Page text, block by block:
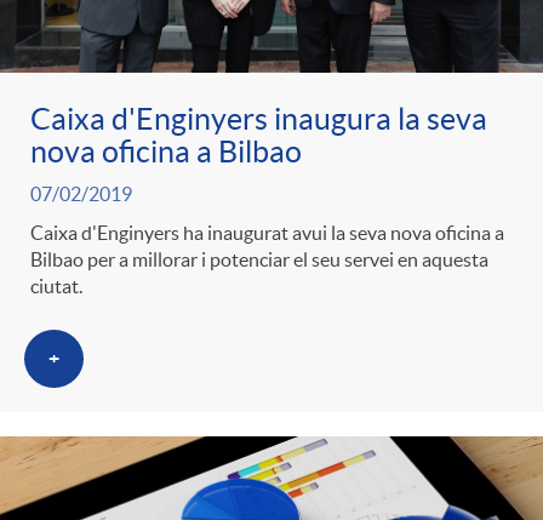
Caixa d'Enginyers inaugura la seva
nova oficina a Bilbao
07/02/2019
Caixa d'Enginyers ha inaugurat avui la seva nova oficina a
Bilbao per a millorar i potenciar el seu servei en aquesta
ciutat.
+